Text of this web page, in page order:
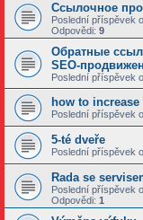
Ссылочное
Poslední příspěvek
Odpovědi: 9
Обратные
SEO-
Poslední příspěvek
how to
Poslední příspěvek
5-té dveře
Poslední příspěvek
Rada se
Poslední příspěvek
Odpovědi: 1